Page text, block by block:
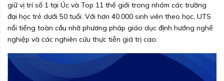
giữ vị trí số 1 tại Úc và Top 11 thế giới trong nhóm các trường
đại học trẻ dưới 50 tuổi. Với hơn 40.000 sinh viên theo học, UTS
nổi tiếng toàn cầu nhờ phương pháp giáo dục định hướng nghề
nghiệp và các nghiên cứu thực tiễn giá trị cao.